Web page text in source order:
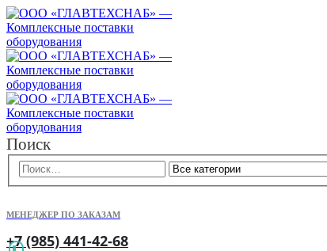
Поиск
МЕНЕДЖЕР ПО ЗАКАЗАМ
+7 (985) 441-42-68